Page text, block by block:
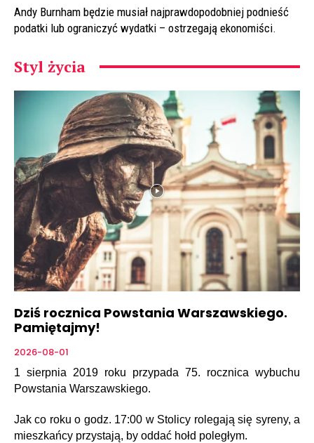
Andy Burnham będzie musiał najprawdopodobniej podnieść
podatki lub ograniczyć wydatki – ostrzegają ekonomiści.
Styl życia
Dziś rocznica Powstania Warszawskiego.
Pamiętajmy!
2026-08-01
1 sierpnia 2019 roku przypada 75. rocznica wybuchu
Powstania Warszawskiego.
Jak co roku o godz. 17:00 w Stolicy rolegają się syreny, a
mieszkańcy przystają, by oddać hołd poległym.